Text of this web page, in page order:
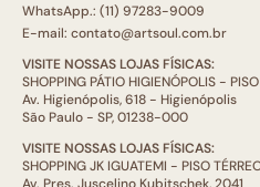
WhatsApp.: (11) 97283-9009
E-mail: contato@artsoul.com.br
VISITE NOSSAS LOJAS FÍSICAS:
SHOPPING PÁTIO HIGIENÓPOLIS -
Av. Higienópolis, 618 - Higienópolis
São Paulo - SP, 01238-000
VISITE NOSSAS LOJAS FÍSICAS:
SHOPPING JK IGUATEMI - PISO